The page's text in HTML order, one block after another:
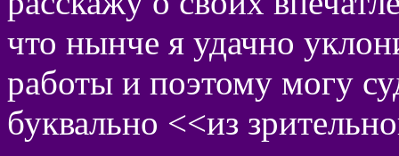
что нынче я удачно
работы и поэтому могу
буквально <<из